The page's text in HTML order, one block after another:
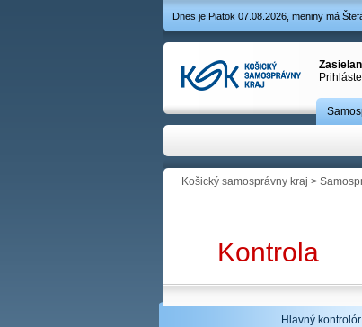
Dnes je Piatok 07.08.2026, meniny má
Košický samosprávny kraj >
Kontrola
Hlavný kontrolór